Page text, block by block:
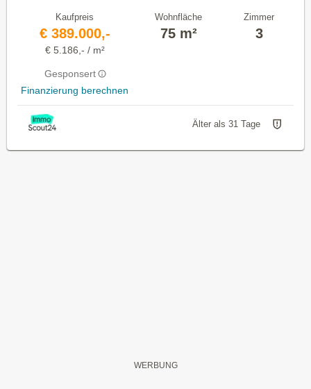
Kaufpreis
€ 389.000,-
€ 5.186,- / m²
Gesponsert
Finanzierung berechnen
Wohnfläche
75 m²
Zimmer
3
Älter als 31 Tage